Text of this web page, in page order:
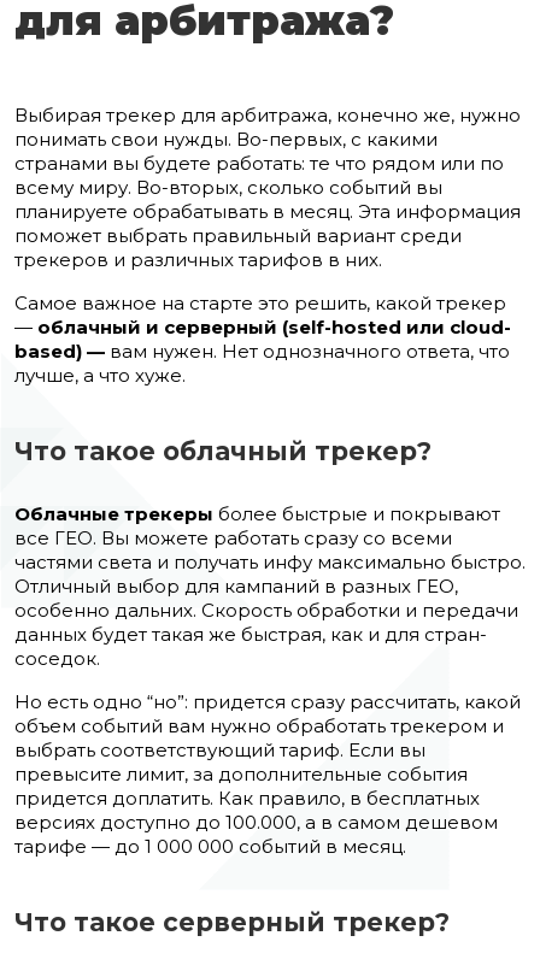
для арбитража?
Выбирая трекер для арбитража, конечно же, нужно
понимать свои нужды. Во-первых, с какими
странами вы будете работать: те что рядом или по
всему миру. Во-вторых, сколько событий вы
планируете обрабатывать в месяц. Эта информация
поможет выбрать правильный вариант среди
трекеров и различных тарифов в них.
Самое важное на старте это решить, какой трекер
— облачный и серверный (self-hosted или cloud-
based) — вам нужен. Нет однозначного ответа, что
лучше, а что хуже.
Что такое облачный трекер?
Облачные трекеры более быстрые и покрывают
все ГЕО. Вы можете работать сразу со всеми
частями света и получать инфу максимально быстро.
Отличный выбор для кампаний в разных ГЕО,
особенно дальних. Скорость обработки и передачи
данных будет такая же быстрая, как и для стран-
соседок.
Но есть одно “но”: придется сразу рассчитать, какой
объем событий вам нужно обработать трекером и
выбрать соответствующий тариф. Если вы
превысите лимит, за дополнительные события
придется доплатить. Как правило, в бесплатных
версиях доступно до 100.000, а в самом дешевом
тарифе — до 1 000 000 событий в месяц.
Что такое серверный трекер?